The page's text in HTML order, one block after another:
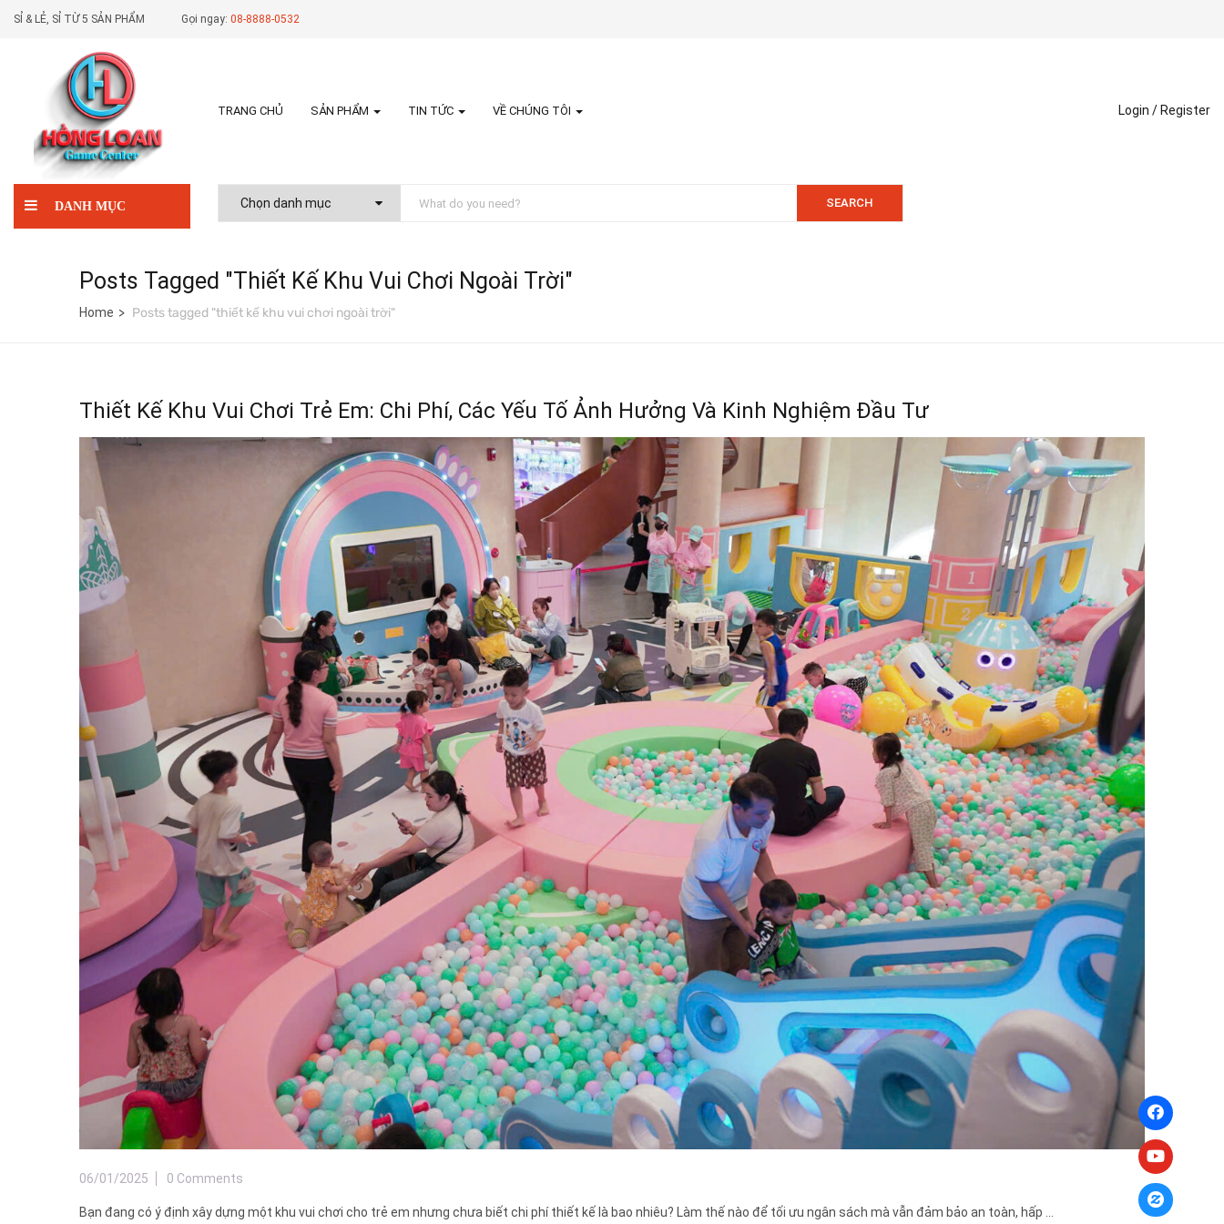
SỈ & LẺ, SỈ TỪ 5 SẢN PHẨM Gọi ngay: 08-8888-0532
TRANG CHỦ SẢN PHẨM TIN TỨC VỀ CHÚNG TÔI Login / Register
DANH MỤC SEARCH
Posts Tagged "thiết Kế Khu Vui Chơi Ngoài Trời"
Home Posts tagged "thiết kế khu vui chơi ngoài trời"
Thiết Kế Khu Vui Chơi Trẻ Em: Chi Phí, Các Yếu Tố Ảnh Hưởng Và Kinh Nghiệm Đầu Tư
06/01/2025 0 Comments
Bạn đang có ý định xây dựng một khu vui chơi cho trẻ em nhưng chưa biết chi phí thiết kế là bao nhiêu? Làm thế nào để tối ưu ngân sách mà vẫn đảm bảo an toàn, hấp ...